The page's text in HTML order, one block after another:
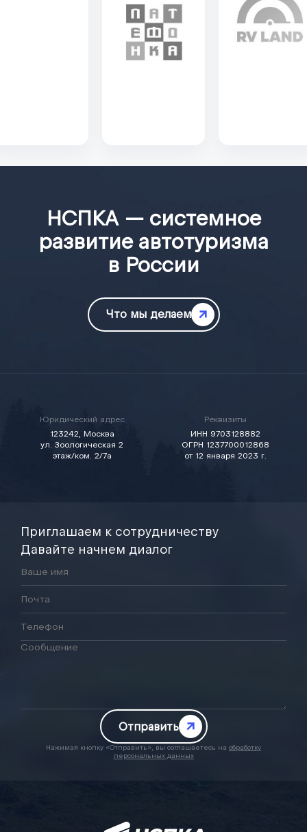
«Дорога на Русский Север»: Северодвинск
представил туристический потенциал автопутешественникам
НСПКА — системное
развитие автотуризма
в России
Что мы делаем
Юридический адрес
123242, Москва
ул. Зоологическая 2
этаж/ком. 2/7а
Реквизиты
ИНН 9703128882
ОГРН 1237700012868
от 12 января 2023 г.
Приглашаем к сотрудничеству
Давайте начнем диалог
Нажимая кнопку «Отправить», вы соглашаетесь на обработку
персональных данных
Отправить